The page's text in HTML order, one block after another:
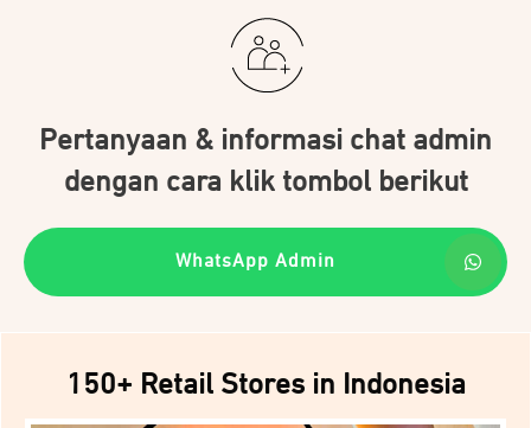
Pertanyaan & informasi chat admin
dengan cara klik tombol berikut
WhatsApp Admin
150+ Retail Stores in Indonesia